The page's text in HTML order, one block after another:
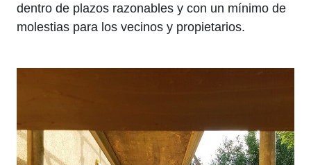
dentro de plazos razonables y con un mínimo de
molestias para los vecinos y propietarios.